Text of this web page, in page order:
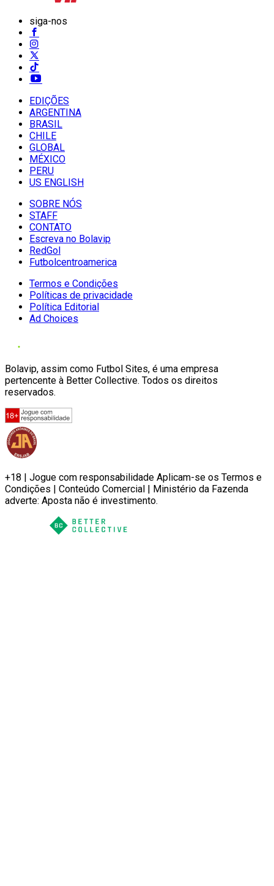
siga-nos
EDIÇÕES
ARGENTINA
BRASIL
CHILE
GLOBAL
MÉXICO
PERU
US ENGLISH
SOBRE NÓS
STAFF
CONTATO
Escreva no Bolavip
RedGol
Futbolcentroamerica
Termos e Condições
Políticas de privacidade
Política Editorial
Ad Choices
Bolavip, assim como Futbol Sites, é uma empresa
pertencente à Better Collective. Todos os direitos
reservados.
+18 | Jogue com responsabilidade Aplicam-se os Termos e
Condições | Conteúdo Comercial | Ministério da Fazenda
adverte: Aposta não é investimento.